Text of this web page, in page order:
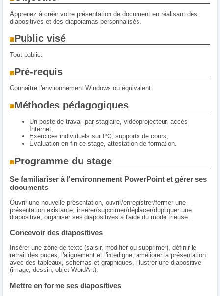
Apprenez à créer votre présentation de document en réalisant des
diapositives et des diaporamas personnalisés.
Public visé
Tout public.
Pré-requis
Connaître l'environnement Windows ou équivalent.
Méthodes pédagogiques
Un poste de travail par stagiaire, vidéoprojecteur, accès
Internet,
Exercices individuels sur PC, supports de cours,
Évaluation en fin de stage, attestation de formation.
Programme du stage
Se familiariser à l'environnement PowerPoint et gérer ses
documents
Ouvrir une nouvelle présentation, ouvrir/enregistrer/fermer une
présentation existante, insérer/supprimer/déplacer/dupliquer une
diapositive, organiser ses diapositives à l'aide du mode trieuse.
Concevoir des diapositives
Insérer une zone de texte (saisir, modifier ou supprimer), définir le
retrait des puces, l'alignement et l'interligne, améliorer la présentation
avec des tableaux, schémas et graphiques, illustrer une diapositive
(image, dessin, objet WordArt).
Mettre en forme ses diapositives